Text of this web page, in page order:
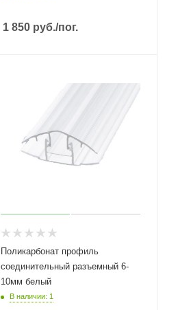
1 850 руб./пог.
Поликарбонат профиль
соединительный разъемный 6-
10мм белый
В наличии: 1